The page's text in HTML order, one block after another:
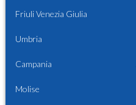
Friuli Venezia Giulia
Umbria
Campania
Molise